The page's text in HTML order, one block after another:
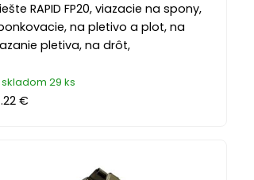
RAPID FP20, viazacie na spony,
na pletivo a plot, na
pletiva, na drôt,
skladom 29 ks
€